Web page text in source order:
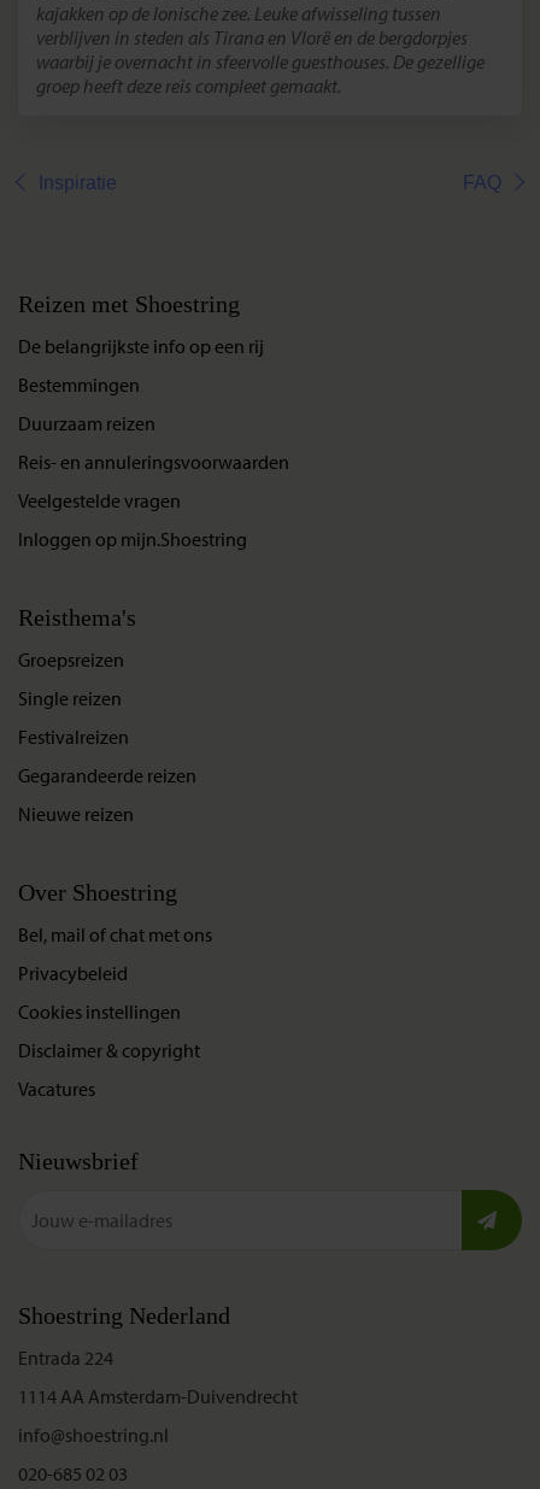
kajakken op de Ionische zee. Leuke afwisseling tussen
verblijven in steden als Tirana en Vlorë en de bergdorpjes
waarbij je overnacht in sfeervolle guesthouses. De gezellige
groep heeft deze reis compleet gemaakt.
Inspiratie FAQ
Reizen met Shoestring
De belangrijkste info op een rij
Bestemmingen
Duurzaam reizen
Reis- en annuleringsvoorwaarden
Veelgestelde vragen
Inloggen op mijn.Shoestring
Reisthema's
Groepsreizen
Single reizen
Festivalreizen
Gegarandeerde reizen
Nieuwe reizen
Over Shoestring
Bel, mail of chat met ons
Privacybeleid
Cookies instellingen
Disclaimer & copyright
Vacatures
Nieuwsbrief
Shoestring Nederland
Entrada 224
1114 AA Amsterdam-Duivendrecht
info@shoestring.nl
020-685 02 03